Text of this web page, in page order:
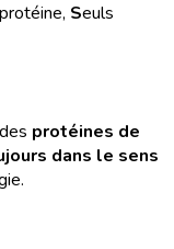
Seuls
protéines de
dans le sens